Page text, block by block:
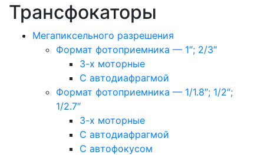
Трансфокаторы
Мегапиксельного разрешения
Формат фотоприемника — 1″; 2/3″
3-х моторные
С автодиафрагмой
Формат фотоприемника — 1/1.8″; 1/2″;
1/2.7″
3-х моторные
С автодиафрагмой
С автофокусом